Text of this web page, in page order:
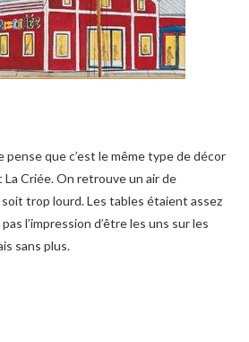
pense que c’est le même type de décor
Criée. On retrouve un air de
trop lourd. Les tables étaient assez
l’impression d’être les uns sur les
sans plus.